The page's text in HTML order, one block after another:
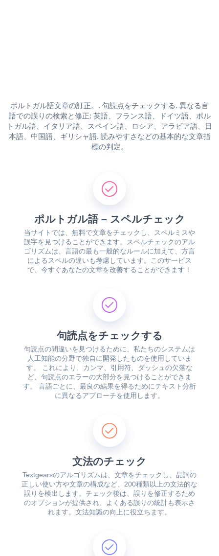
ポルトガル語文章の訂正。. 句読点をチェックする. 異なる言
語での誤りの検索と修正: 英語、フランス語、ドイツ語、ポル
トガル語、イタリア語、スペイン語、ロシア、アラビア語、日
本語、中国語、ギリシャ語. 読みやすさなどの基本的な文章指
標の判定。
ポルトガル語 – スペルチェック
当サイトでは、無料で文章をチェックし、スペルミスや
誤字を見つけることができます。スペルチェックのアル
ゴリズムは、言語の最も一般的なルールに加えて、方言
によるスペルの違いも考慮しています。このサービス
で、今すぐあなたの文章を改善することができます！
句読点をチェックする
句読点の間違いを見つけるために、私たちのシステムは
人工知能の分野で独自に開発したものを使用していま
す。 これにより、カンマ、引用符、ダッシュの欠落な
ど、句読点のエラーの大部分を見つけることができま
す。 言語ごとに、最良の結果を得るためにテキスト分析
に異なるアプローチを使用します。
文法のチェック
Textgearsのアルゴリズムは、文章をチェックし、品詞の
正しい使い方や文章の構成など、200種類以上の文法的な
誤りを検出します。チェック後は、誤りを修正するため
のオプションが提供され、よくある誤りの統計も表示さ
れます。文法知識の向上に役立ちます。